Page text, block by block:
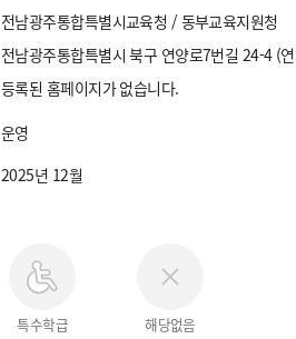
전남광주통합특별시교육청 / 동부교육지원청
전남광주통합특별시 북구 연양로7번길 24-4 (
등록된 홈페이지가 없습니다.
운영
2025년 12월
특수학급 해당없음